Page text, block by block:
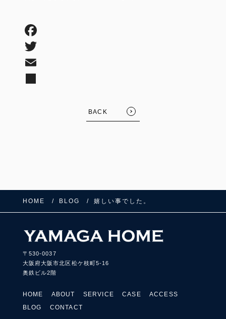
BACK
HOME BLOG 嬉しい事でした。
〒530-0037
大阪府大阪市北区松ケ枝町5-16
奥鉄ビル2階
HOME ABOUT SERVICE CASE
ACCESS
BLOG
CONTACT